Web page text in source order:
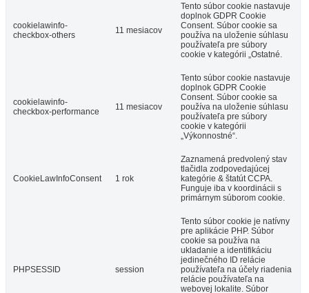
cookielawinfo-
checkbox-others
11 mesiacov
Tento súbor cookie nastavuje
doplnok GDPR Cookie
Consent. Súbor cookie sa
používa na uloženie súhlasu
používateľa pre súbory
cookie v kategórii „Ostatné.
cookielawinfo-
checkbox-performance
11 mesiacov
Tento súbor cookie nastavuje
doplnok GDPR Cookie
Consent. Súbor cookie sa
používa na uloženie súhlasu
používateľa pre súbory
cookie v kategórii
„Výkonnostné“.
CookieLawInfoConsent 1 rok
Zaznamená predvolený stav
tlačidla zodpovedajúcej
kategórie & štatút CCPA.
Funguje iba v koordinácii s
primárnym súborom cookie.
PHPSESSID session
Tento súbor cookie je natívny
pre aplikácie PHP. Súbor
cookie sa používa na
ukladanie a identifikáciu
jedinečného ID relácie
používateľa na účely riadenia
relácie používateľa na
webovej lokalite. Súbor